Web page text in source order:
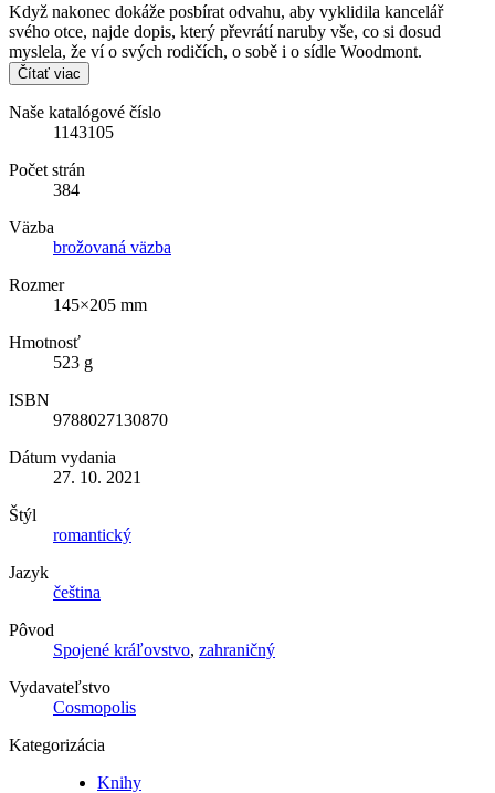
Když nakonec dokáže posbírat odvahu, aby vyklidila kancelář
svého otce, najde dopis, který převrátí naruby vše, co si dosud
myslela, že ví o svých rodičích, o sobě i o sídle Woodmont.
Čítať viac
Naše katalógové číslo
1143105
Počet strán
384
Väzba
brožovaná väzba
Rozmer
145×205 mm
Hmotnosť
523 g
ISBN
9788027130870
Dátum vydania
27. 10. 2021
Štýl
romantický
Jazyk
čeština
Pôvod
Spojené kráľovstvo, zahraničný
Vydavateľstvo
Cosmopolis
Kategorizácia
Knihy